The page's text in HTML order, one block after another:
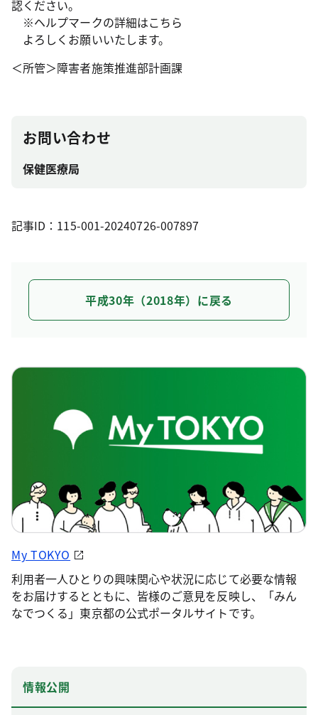
認ください。
※ヘルプマークの詳細はこちら
よろしくお願いいたします。
＜所管＞障害者施策推進部計画課
お問い合わせ
保健医療局
記事ID：115-001-20240726-007897
平成30年（2018年）に戻る
My TOKYO
利用者一人ひとりの興味関心や状況に応じて必要な情報
をお届けするとともに、皆様のご意見を反映し、「みん
なでつくる」東京都の公式ポータルサイトです。
情報公開